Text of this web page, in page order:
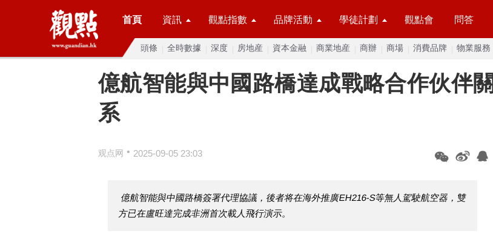
首頁 資訊 觀點指數 品牌活動 學徒計劃 觀點會 問答
頭條 全時數據 深度 房地産 資本金融 商業地産 商辦 商場 消費品牌 物業服務
億航智能與中國路橋達成戰略合作伙伴關
系
观点网 • 2025-09-05 23:03
億航智能與中國路橋簽署代理協議，後者将在海外推廣EH216-S等無人駕駛航空器，雙
方已在盧旺達完成非洲首次載人飛行演示。